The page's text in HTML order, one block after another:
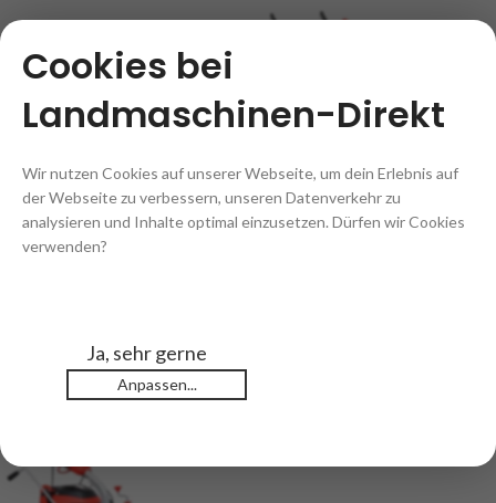
Kehrmaschine Lumag KM800
(3 in 1 Set)
Enthält 20% MwSt.
zzgl.Versand
Kehrmaschine Hecht 8616 SE
Cookies bei
Landmaschinen-Direkt
Wir nutzen Cookies auf unserer Webseite, um dein Erlebnis auf
der Webseite zu verbessern, unseren Datenverkehr zu
analysieren und Inhalte optimal einzusetzen. Dürfen wir Cookies
verwenden?
Ja, sehr gerne
Anpassen...